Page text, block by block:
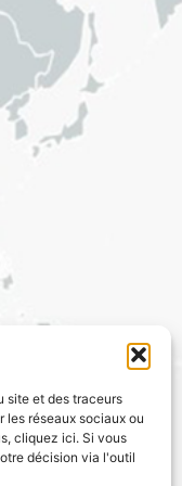
site et des traceurs
les réseaux sociaux ou
cliquez ici. Si vous
décision via l'outil